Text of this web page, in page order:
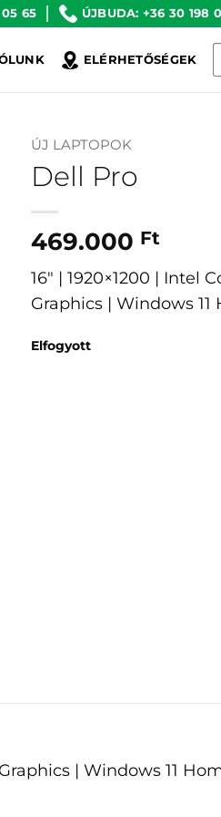
05 65 ÚJBUDA: +36 30 198
ELÉRHETŐSÉGEK
ÚJ LAPTOPOK
Dell Pro
469.000 Ft
16″ | 1920×1200 | Intel
Graphics | Windows 11
Elfogyott
| Windows 11